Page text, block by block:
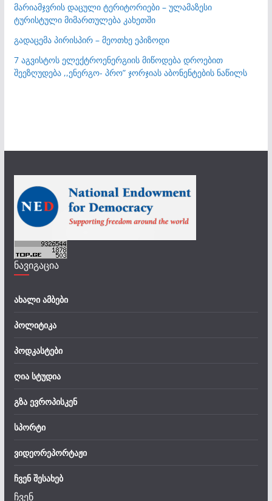
მარიამჯვრის დაცული ტერიტორიები – ულამაზესი
ტურისტული მიმართულება კახეთში
გადაცემა პირისპირ – მეოთხე ეპიზოდი
7 აგვისტოს ელექტროენერგიის მიწოდება დროებით
შეეზღუდება ,,ენერგო- პრო” ჯორჯიას აბონენტების ნაწილს
ნავიგაცია
ახალი ამბები
პოლიტიკა
პოდკასტები
ღია სტუდია
გზა ევროპისკენ
სპორტი
ვიდეორეპორტაჟი
ჩვენ შესახებ
ჩვენ